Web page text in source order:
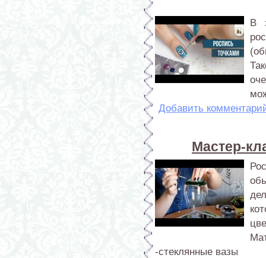
В
Добавить
Мастер-
-стеклянные вазы